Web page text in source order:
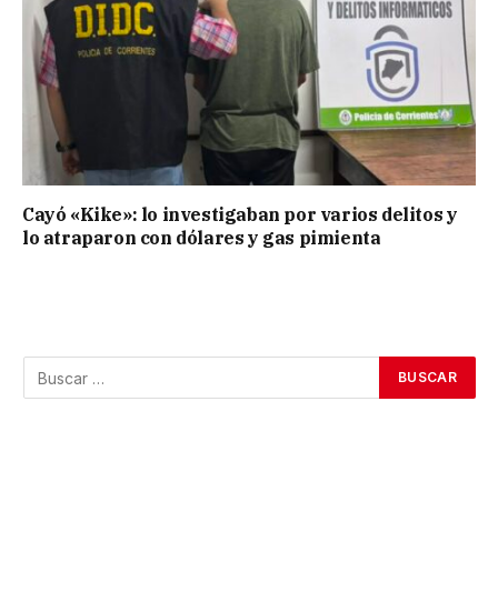
Cayó «Kike»: lo investigaban por varios delitos y
lo atraparon con dólares y gas pimienta